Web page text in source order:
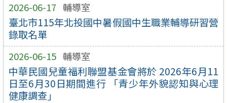
2026-06-17 輔導室
臺北市115年北投國中暑假國中生職業輔導研習營
錄取名單
2026-06-15 輔導室
中華民國兒童福利聯盟基金會將於 2026年6月11
日至6月30日期間進行 「青少年外貌認知與心理
健康調查」